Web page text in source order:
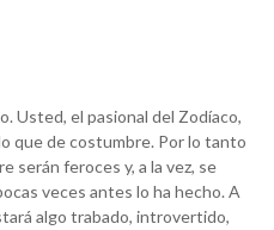
Usted, el pasional del Zodíaco,
que de costumbre. Por lo tanto
serán feroces y, a la vez, se
veces antes lo ha hecho. A
algo trabado, introvertido,